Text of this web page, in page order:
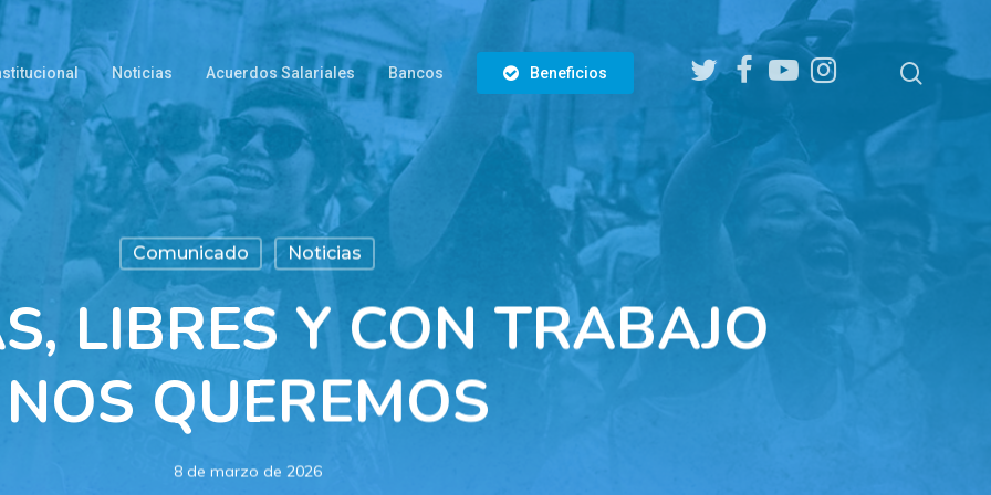
Noticias Acuerdos Salariales Bancos Beneficios
twitter facebookyoutubeinstagram search
Comunicado Noticias
LIBRES Y CON TRABAJO
NOS QUEREMOS
8 de marzo de 2026